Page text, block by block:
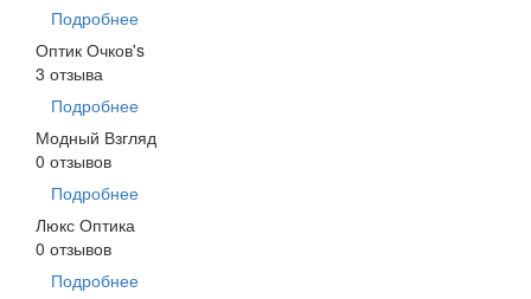
Подробнее
Оптик Очков's
3 отзыва
Подробнее
Модный Взгляд
0 отзывов
Подробнее
Люкс Оптика
0 отзывов
Подробнее